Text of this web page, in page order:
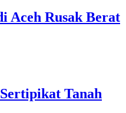
Aceh Rusak Berat
Tanah